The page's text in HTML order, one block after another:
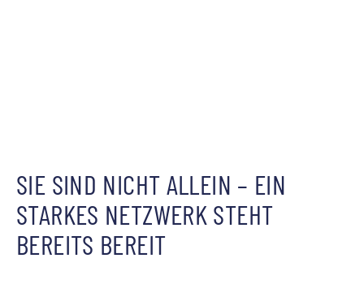
SIE SIND NICHT ALLEIN – EIN
STARKES NETZWERK STEHT
BEREITS BEREIT